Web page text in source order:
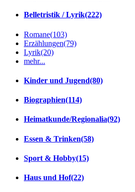
Belletristik / Lyrik(222)
Romane(103)
Erzählungen(79)
Lyrik(20)
mehr...
Kinder und Jugend(80)
Biographien(114)
Heimatkunde/Regionalia(92)
Essen & Trinken(58)
Sport & Hobby(15)
Haus und Hof(22)